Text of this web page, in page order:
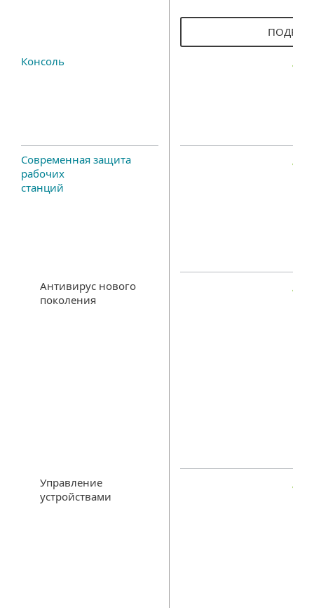
Консоль
Современная защита
рабочих
станций
Антивирус нового
поколения
Управление
устройствами